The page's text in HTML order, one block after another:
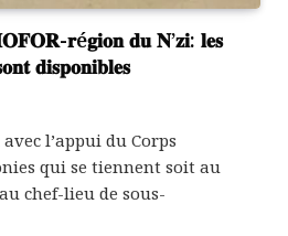
𝐫é𝐠𝐢𝐨𝐧 𝐝𝐮 𝐍’𝐳𝐢: 𝐥𝐞𝐬
𝐝𝐢𝐬𝐩𝐨𝐧𝐢𝐛𝐥𝐞𝐬
l’appui du Corps
qui se tiennent soit au
chef-lieu de sous-